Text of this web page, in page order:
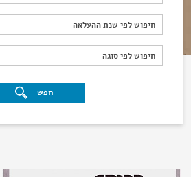
חיפוש לפי שנת ההעלאה
חיפוש לפי שנת ההעלאה
חיפוש לפי סוגה
חיפוש לפי סוגה
חפש